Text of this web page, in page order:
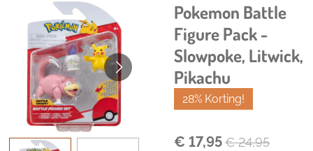
Pokemon Battle
Figure Pack -
Slowpoke, Litwick,
Pikachu
28% Korting!
€ 17,95€ 24,95